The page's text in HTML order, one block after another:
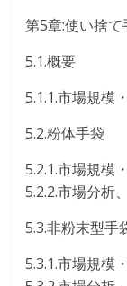
第5章:使い捨
5.1.概要
5.1.1.市場規模
5.2.粉体手袋
5.2.1.市場規模
5.2.2.市場分析
5.3.非粉末型手
5.3.1.市場規模